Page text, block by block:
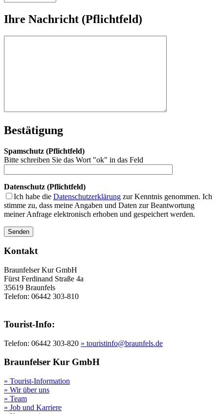
Ihre Nachricht (Pflichtfeld)
Bestätigung
Spamschutz (Pflichtfeld)
Bitte schreiben Sie das Wort "ok" in das Feld
Datenschutz (Pflichtfeld)
Ich habe die Datenschutzerklärung zur Kenntnis genommen. Ich
stimme zu, dass meine Angaben und Daten zur Beantwortung
meiner Anfrage elektronisch erhoben und gespeichert werden.
Kontakt
Braunfelser Kur GmbH
Fürst Ferdinand Straße 4a
35619 Braunfels
Telefon: 06442 303-810
Tourist-Info:
Telefon: 06442 303-820 » touristinfo@braunfels.de
Braunfelser Kur GmbH
» Tourist-Information
» Wir über uns
» Team
» Job und Karriere